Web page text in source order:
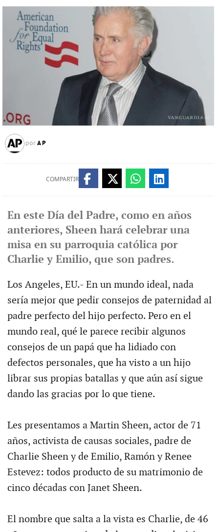
por AP
COMPARTIR
En este Día del Padre, como en años
anteriores, Sheen hará celebrar una
misa en su parroquia católica por
Charlie y Emilio, que son padres.
Los Angeles, EU.- En un mundo ideal, nada
sería mejor que pedir consejos de paternidad al
padre perfecto del hijo perfecto. Pero en el
mundo real, qué le parece recibir algunos
consejos de un papá que ha lidiado con
defectos personales, que ha visto a un hijo
librar sus propias batallas y que aún así sigue
dando las gracias por lo que tiene.
Les presentamos a Martin Sheen, actor de 71
años, activista de causas sociales, padre de
Charlie Sheen y de Emilio, Ramón y Renee
Estevez: todos producto de su matrimonio de
cinco décadas con Janet Sheen.
El nombre que salta a la vista es Charlie, de 46